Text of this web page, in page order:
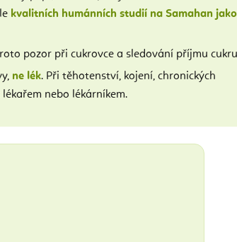
kvalitních humánních studií na Samahan jako
pozor při cukrovce a sledování příjmu
ne lék. Při těhotenství, kojení, chronických
nebo lékárníkem.